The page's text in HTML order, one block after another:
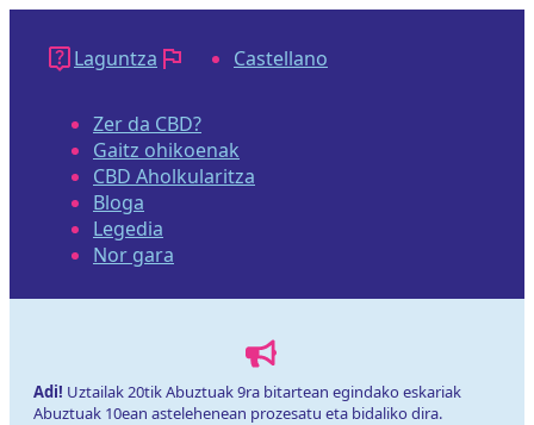
salto
Laguntza Castellano
Zer da CBD?
Gaitz ohikoenak
CBD Aholkularitza
Bloga
Legedia
Nor gara
Adi! Uztailak 20tik Abuztuak 9ra bitartean egindako eskariak
Abuztuak 10ean astelehenean prozesatu eta bidaliko dira.